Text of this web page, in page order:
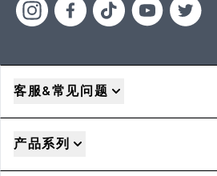
客服&常见问题
产品系列